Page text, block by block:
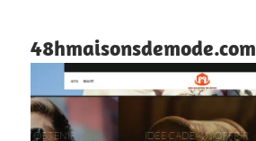
48hmaisonsdemode.com